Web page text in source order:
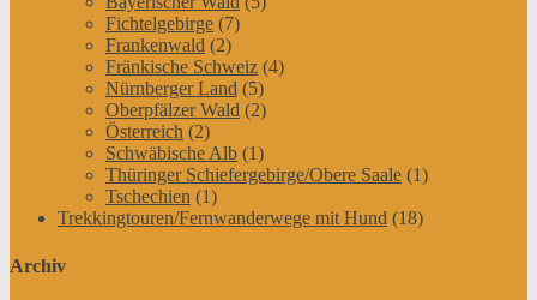
Fichtelgebirge (7)
Frankenwald (2)
Fränkische Schweiz (4)
Nürnberger Land (5)
Oberpfälzer Wald (2)
Österreich (2)
Schwäbische Alb (1)
Thüringer Schiefergebirge/Obere Saale (1)
Tschechien (1)
Trekkingtouren/Fernwanderwege mit Hund (18)
Archiv